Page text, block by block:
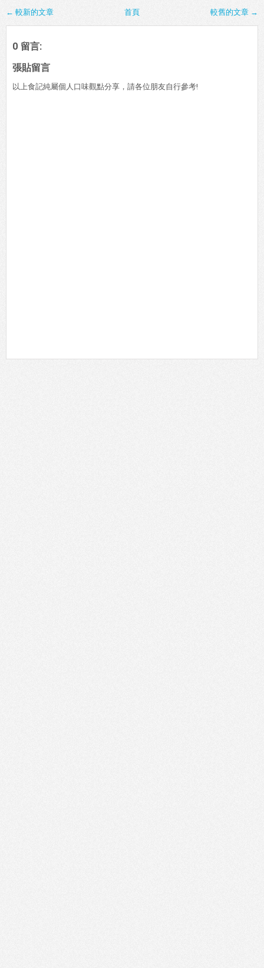
← 較新的文章 較舊的文章 →
首頁
0 留言:
張貼留言
以上食記純屬個人口味觀點分享，請各位朋友自行參考!